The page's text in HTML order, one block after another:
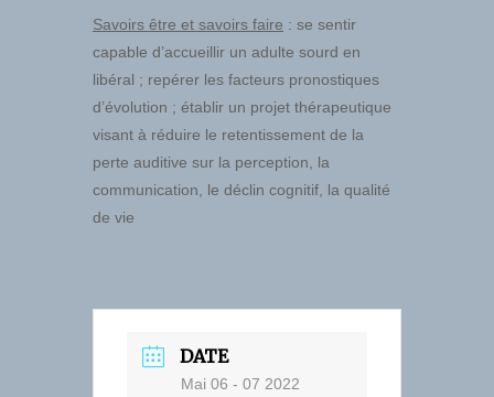
Savoirs être et savoirs faire : se sentir
capable d’accueillir un adulte sourd en
libéral ; repérer les facteurs pronostiques
d’évolution ; établir un projet thérapeutique
visant à réduire le retentissement de la
perte auditive sur la perception, la
communication, le déclin cognitif, la qualité
de vie
DATE
Mai 06 - 07 2022